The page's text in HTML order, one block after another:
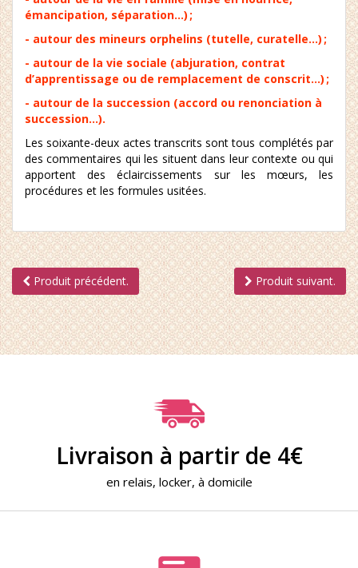
émancipation, séparation…) ;
- autour des mineurs orphelins (tutelle, curatelle…) ;
- autour de la vie sociale (abjuration, contrat
d’apprentissage ou de remplacement de conscrit…) ;
- autour de la succession (accord ou renonciation à
succession…).
Les soixante-deux actes transcrits sont tous complétés par
des commentaires qui les situent dans leur contexte ou qui
apportent des éclaircissements sur les mœurs, les
procédures et les formules usitées.
Produit précédent. Produit suivant.
Livraison à partir de 4€
en relais, locker, à domicile